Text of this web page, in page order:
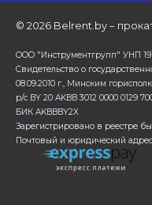
© 2026 Belrent.by –
ООО "Инструментгрупп" УНП
Свидетельство о
08.09.2010 г., Минским
р/с BY 20 AKBB 3012 0000 0129
БИК AKBBBY2X
Зарегистрировано в реестре
Почтовый и юридический